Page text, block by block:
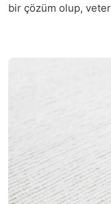
bir çözüm olup,